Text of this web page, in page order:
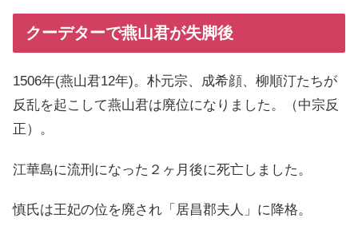
クーデターで燕山君が失脚後
1506年(燕山君12年)。朴元宗、成希顔、柳順汀たちが
反乱を起こして燕山君は廃位になりました。（中宗反
正）。
江華島に流刑になった２ヶ月後に死亡しました。
慎氏は王妃の位を廃され「居昌郡夫人」に降格。